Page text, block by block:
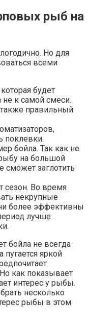
рыб на
Но для
всеми
будет
к самой смеси.
правильный
поклевки.
бойла. Так как не
на большой
сможет заглотить
сезон. Во время
некрупные
более эффективны
лучше
бойла не всегда
пугается яркой
как показывает
интерес у рыбы.
несколько
рыбы в этом